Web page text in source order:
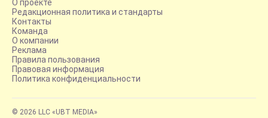
О проекте
Редакционная политика и стандарты
Контакты
Команда
О компании
Реклама
Правила пользования
Правовая информация
Политика конфиденциальности
© 2026 LLC «UBT MEDIA»